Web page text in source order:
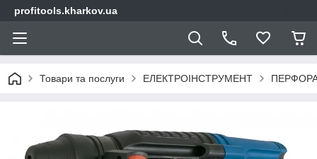
profitools.kharkov.ua
Товари та послуги ЕЛЕКТРОІНСТРУМЕНТ